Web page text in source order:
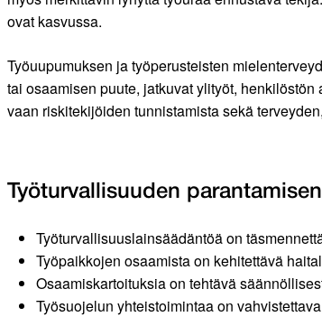
ovat kasvussa.
Työuupumuksen ja työperusteisten
tai osaamisen puute, jatkuvat ylityöt,
vaan riskitekijöiden tunnistamista sekä
Työturvallisuuden
Työturvallisuuslainsäädäntöä on
Työpaikkojen osaamista on kehitettävä
Osaamiskartoituksia on tehtävä
Työsuojelun yhteistoimintaa on